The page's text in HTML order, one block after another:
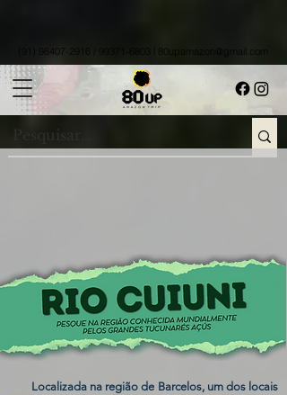
(91) 98407-2916 80upamazon@gmail.com
Localizada na região de Barcelos, um dos locais